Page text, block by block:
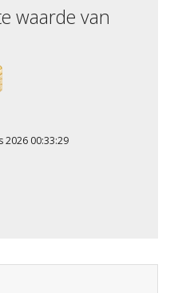
waarde van
2026 00:33:29